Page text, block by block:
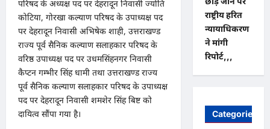
परिषद के अध्यक्ष पद पर देहरादून निवासी ज्योति
कोटिया, गोरखा कल्याण परिषद के उपाध्यक्ष पद
पर देहरादून निवासी अभिषेक शाही, उत्तराखण्ड
राज्य पूर्व सैनिक कल्याण सलाहकार परिषद के
वरिष्ठ उपाध्यक्ष पद पर उधमसिंहनगर निवासी
कैप्टन गम्भीर सिंह धामी तथा उत्तराखण्ड राज्य
पूर्व सैनिक कल्याण सलाहकार परिषद के उपाध्यक्ष
पद पर देहरादून निवासी शमशेर सिंह बिष्ट को
दायित्व सौंपा गया है।
राष्ट्रीय हरित
न्यायाधिकरण
ने मांगी
रिपोर्ट,,,
Categories